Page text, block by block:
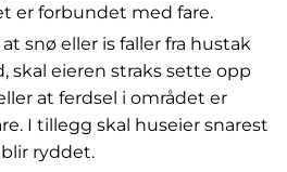
er forbundet med fare.
snø eller is faller fra hustak
skal eieren straks sette opp
at ferdsel i området er
I tillegg skal huseier snarest
ryddet.